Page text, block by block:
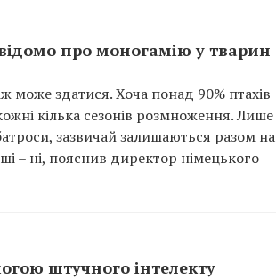
про моногамію у тварин
може здатися. Хоча понад 90% птахів
кілька сезонів розмноження. Лише
зазвичай залишаються разом на
– ні, пояснив директор німецького
штучного інтелекту